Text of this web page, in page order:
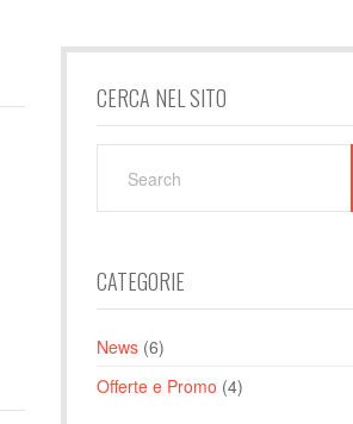
CERCA NEL SITO
CATEGORIE
News (6)
Offerte e Promo (4)